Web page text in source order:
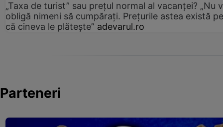
„Taxa de turist” sau prețul normal al vacanței? „Nu
obligă nimeni să cumpărați. Prețurile astea există
că cineva le plătește” adevarul.ro
Parteneri